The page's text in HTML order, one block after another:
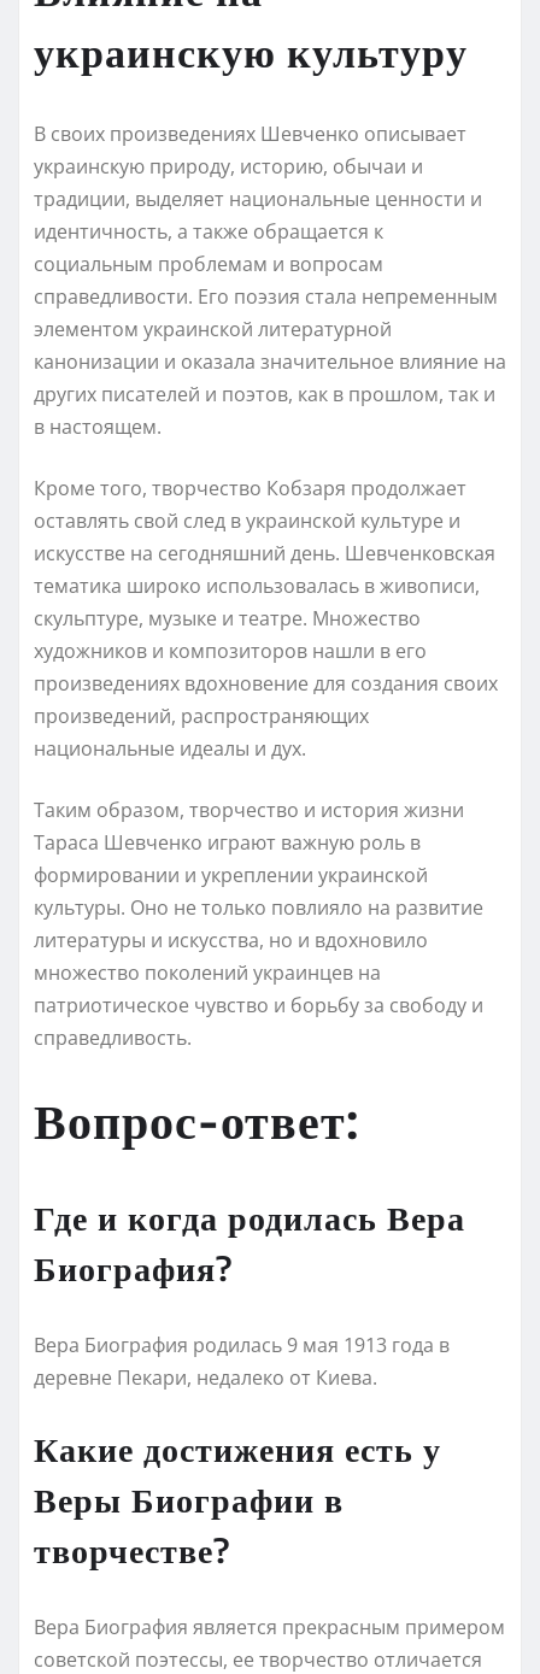
украинскую культуру
В своих произведениях Шевченко описывает
украинскую природу, историю, обычаи и
традиции, выделяет национальные ценности и
идентичность, а также обращается к
социальным проблемам и вопросам
справедливости. Его поэзия стала непременным
элементом украинской литературной
канонизации и оказала значительное влияние на
других писателей и поэтов, как в прошлом, так и
в настоящем.
Кроме того, творчество Кобзаря продолжает
оставлять свой след в украинской культуре и
искусстве на сегодняшний день. Шевченковская
тематика широко использовалась в живописи,
скульптуре, музыке и театре. Множество
художников и композиторов нашли в его
произведениях вдохновение для создания своих
произведений, распространяющих
национальные идеалы и дух.
Таким образом, творчество и история жизни
Тараса Шевченко играют важную роль в
формировании и укреплении украинской
культуры. Оно не только повлияло на развитие
литературы и искусства, но и вдохновило
множество поколений украинцев на
патриотическое чувство и борьбу за свободу и
справедливость.
Вопрос-ответ:
Где и когда родилась Вера
Биография?
Вера Биография родилась 9 мая 1913 года в
деревне Пекари, недалеко от Киева.
Какие достижения есть у
Веры Биографии в
творчестве?
Вера Биография является прекрасным примером
советской поэтессы, ее творчество отличается